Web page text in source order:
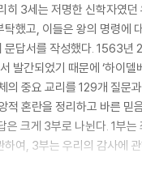
히 3세는 저명한 신학자였던
탁했고, 이들은 왕의 명령에
문답서를 작성했다. 1563년
발간되었기 때문에 ‘하이델
의 중요 교리를 129개 질문
적 혼란을 정리하고 바른 믿
은 크게 3부로 나뉜다. 1부
하여, 3부는 우리의 감사에